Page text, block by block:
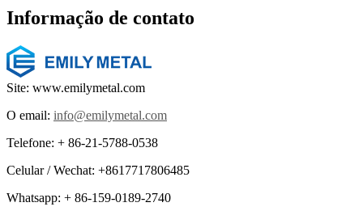
Informação de contato
Site: www.emilymetal.com
O email: info@emilymetal.com
Telefone: + 86-21-5788-0538
Celular / Wechat: +8617717806485
Whatsapp: + 86-159-0189-2740